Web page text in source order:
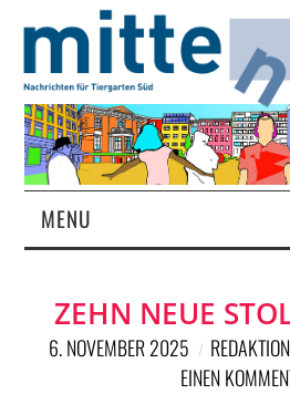
MENU
MAGAZIN
ZEHN NEUE
6. NOVEMBER 2025 REDAKTION
EINEN